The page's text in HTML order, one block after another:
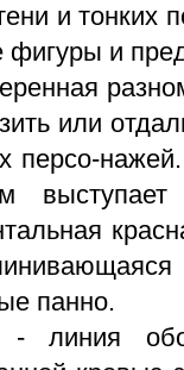
и тонких
фигуры и
или
персо-
панно.
- линия